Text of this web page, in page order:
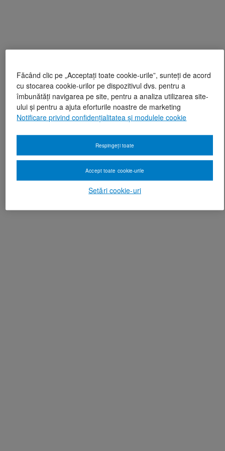
Făcând clic pe „Acceptați toate cookie-urile”, sunteți de acord
cu stocarea cookie-urilor pe dispozitivul dvs. pentru a
îmbunătăți navigarea pe site, pentru a analiza utilizarea site-
ului și pentru a ajuta eforturile noastre de marketing
Notificare privind confidențialitatea și modulele cookie
Setări cookie-uri
Respingeți toate
Accept toate cookie-urile